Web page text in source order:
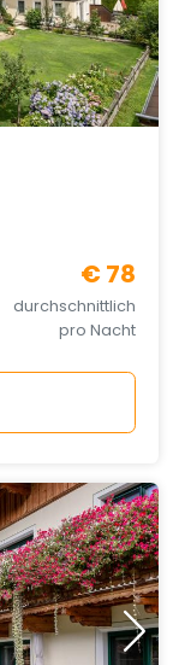
€ 78
durchschnittlich
pro Nacht